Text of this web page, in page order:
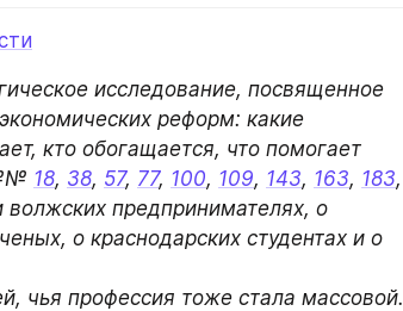
исследование, посвященное
реформ: какие
кто обогащается, что помогает
18, 38, 57, 77, 100, 109, 143, 163, 183
предпринимателях, о
о краснодарских студентах и о
чья профессия тоже стала массовой.